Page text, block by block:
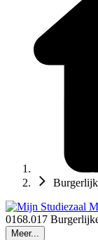
0168.017
Meer...